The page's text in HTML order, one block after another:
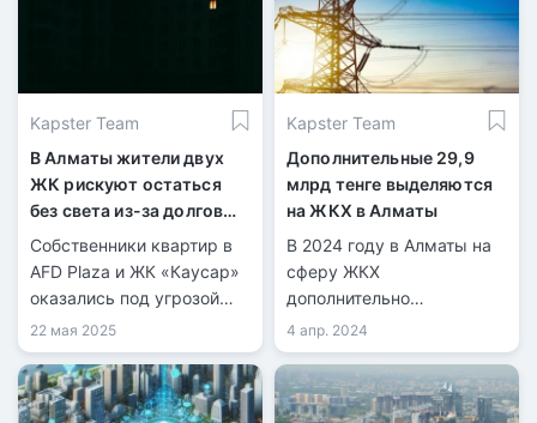
Kapster Team
В Алматы жители двух
ЖК рискуют остаться
без света из-за долгов
ОСИ
Собственники квартир в
AFD Plaza и ЖК «Каусар»
оказались под угрозой
отключения
электроэнергии,
несмотря на регулярную
оплату коммунальных
22 мая 2025
Kapster Team
Дополнительные 29,9
млрд тенге выделяются
на ЖКХ в Алматы
В 2024 году в Алматы на
сферу ЖКХ
дополнительно
выделяется 29,9 млрд
тенге по поручению акима
города Алматы.
4 апр. 2024